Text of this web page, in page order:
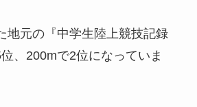
地元の『中学生陸上競技記録
、200mで2位になっていま